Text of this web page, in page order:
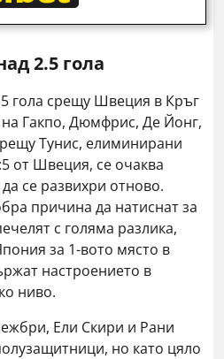
2.5 гола
гола срещу Швеция в Кръг
на Гакпо, Дюмфрис, Де Йонг,
Тунис, елиминирани
от Швеция, се очаква
се развихри отново.
причина да натиснат за
с голяма разлика,
за 1-вото място в
настроението в
ниво.
Ели Скири и Рани
но като цяло